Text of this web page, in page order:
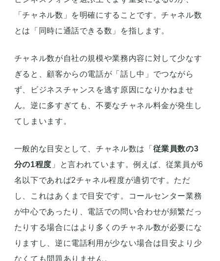
「チャネル数」を明確にすることです。チャネル数
とは「同時に通話できる数」を指します。
チャネル数が自社の規模や業務内容に対して少なす
ぎると、顧客からの電話が「話し中」でつながら
ず、ビジネスチャンスを逃す原因になりかねませ
ん。逆に多すぎても、不要なチャネル料金が発生し
てしまいます。
一般的な目安として、チャネル数は「 従業員数の3
分の1程度 」と言われています。例えば、従業員が6
名以下であれば2チャネル程度が適切です。ただ
し、これはあくまで目安です。コールセンター業務
が中心であったり、電話での問い合わせが頻繁だっ
たりする場合にはより多くのチャネル数が必要にな
りますし、逆に電話利用が少ない場合は目安より少
なくても問題ありません。